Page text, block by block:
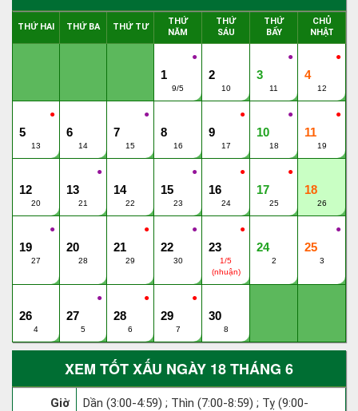
THỨ HAI THỨ BA THỨ TƯ
THỨ
NĂM
THỨ
SÁU
THỨ
BẨY
CHỦ
NHẬT
●
1
9/5
2
10
●
3
11
●
4
12
●
5
13
6
14
●
7
15
8
16
●
9
17
●
10
18
●
11
19
12
20
●
13
21
14
22
●
15
23
●
16
24
●
17
25
18
26
●
19
27
20
28
●
21
29
●
22
30
●
23
1/5
(nhuận)
24
2
●
25
3
26
4
●
27
5
●
28
6
●
29
7
30
8
XEM TỐT XẤU NGÀY 18 THÁNG 6
Giờ
Dần (3:00-4:59) ; Thìn (7:00-8:59) ; Tỵ (9:00-